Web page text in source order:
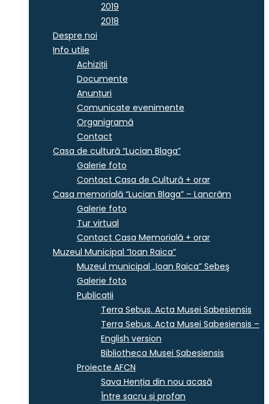
2019
2018
Despre noi
Info utile
Achiziții
Documente
Anunțuri
Comunicate evenimente
Organigramă
Contact
Casa de cultură “Lucian Blaga”
Galerie foto
Contact Casa de Cultură + orar
Casa memorială “Lucian Blaga” – Lancrăm
Galerie foto
Tur virtual
Contact Casa Memorială + orar
Muzeul Municipal “Ioan Raica”
Muzeul municipal „Ioan Raica” Sebeş
Galerie foto
Publicații
Terra Sebus. Acta Musei Sabesiensis
Terra Sebus. Acta Musei Sabesiensis –
English version
Bibliotheca Musei Sabesiensis
Proiecte AFCN
Sava Henția din nou acasă
Între sacru și profan